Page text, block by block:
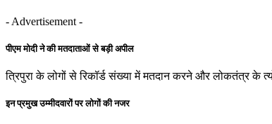
- Advertisement -
पीएम मोदी ने की मतदाताओं से बड़ी अपील
त्रिपुरा के लोगों से रिकॉर्ड संख्या में मतदान करने और लोकतंत्र के
इन प्रमुख उम्मीदवारों पर लोगों की नजर